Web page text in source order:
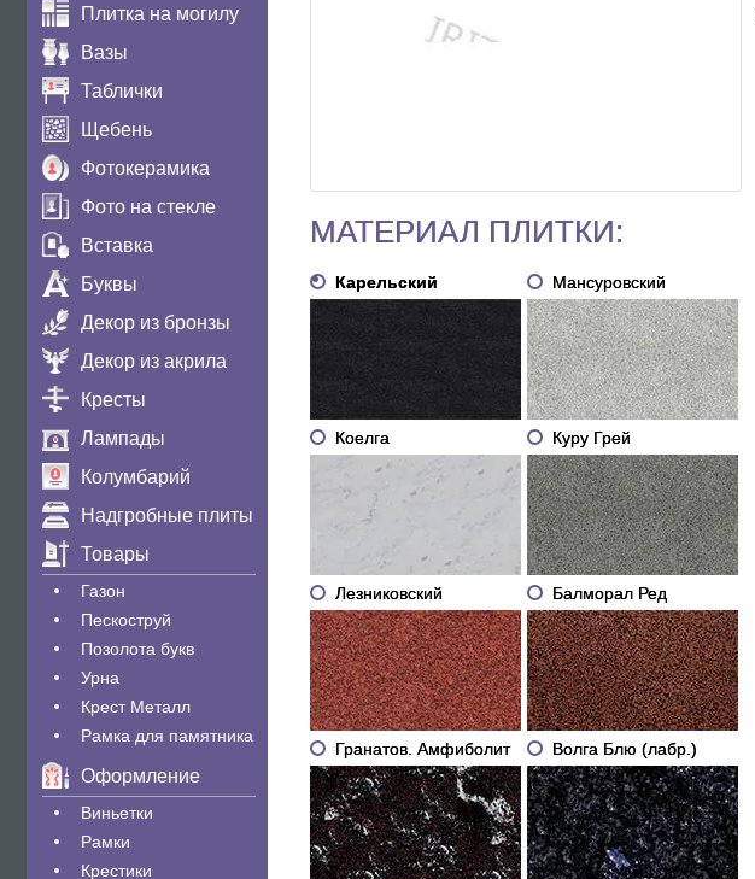
Плитка на могилу
Вазы
Таблички
Щебень
Фотокерамика
Фото на стекле
Вставка
Буквы
Декор из бронзы
Декор из акрила
Кресты
Лампады
Колумбарий
Надгробные плиты
Товары
Газон
Пескоструй
Позолота букв
Урна
Крест Металл
Рамка для памятника
Оформление
Виньетки
Рамки
Крестики
МАТЕРИАЛ ПЛИТКИ:
Карельский Мансуровский
Коелга Куру Грей
Лезниковский Балморал Ред
Гранатов. Амфиболит Волга Блю (лабр.)